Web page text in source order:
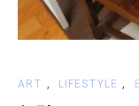
ART , LIFESTYLE ,